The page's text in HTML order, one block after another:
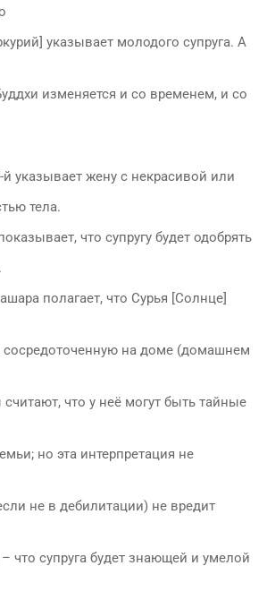
указывает молодого супруга. А
изменяется и со временем, и со
й указывает жену с некрасивой или
тела.
что супругу будет одобрять
полагает, что Сурья [Солнце]
сосредоточенную на доме (домашнем
считают, что у неё могут быть тайные
но эта интерпретация не
не в дебилитации) не вредит
что супруга будет знающей и умелой